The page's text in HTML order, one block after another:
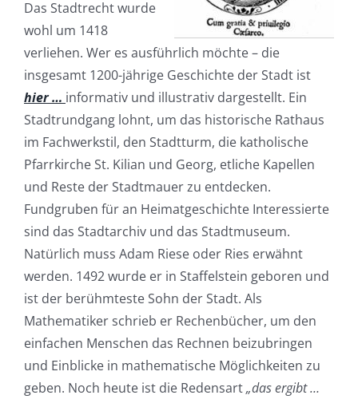
Das Stadtrecht wurde
wohl um 1418
verliehen. Wer es ausführlich möchte – die
insgesamt 1200-jährige Geschichte der Stadt ist
hier … informativ und illustrativ dargestellt. Ein
Stadtrundgang lohnt, um das historische Rathaus
im Fachwerkstil, den Stadtturm, die katholische
Pfarrkirche St. Kilian und Georg, etliche Kapellen
und Reste der Stadtmauer zu entdecken.
Fundgruben für an Heimatgeschichte Interessierte
sind das Stadtarchiv und das Stadtmuseum.
Natürlich muss Adam Riese oder Ries erwähnt
werden. 1492 wurde er in Staffelstein geboren und
ist der berühmteste Sohn der Stadt. Als
Mathematiker schrieb er Rechenbücher, um den
einfachen Menschen das Rechnen beizubringen
und Einblicke in mathematische Möglichkeiten zu
geben. Noch heute ist die Redensart„das ergibt …